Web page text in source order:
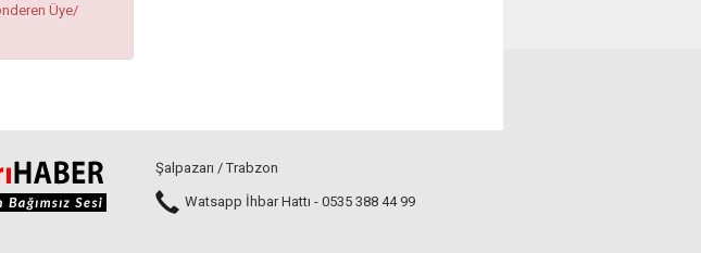
Üye/
Şalpazarı / Trabzon
Watsapp İhbar Hattı - 0535 388 44 99